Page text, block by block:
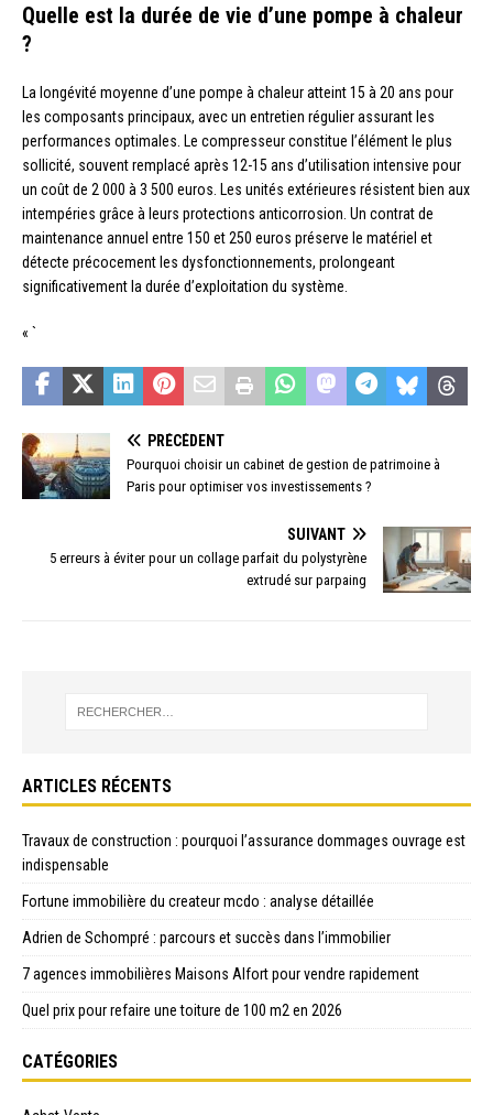
Quelle est la durée de vie d’une pompe à chaleur
?
La longévité moyenne d’une pompe à chaleur atteint 15 à 20 ans pour
les composants principaux, avec un entretien régulier assurant les
performances optimales. Le compresseur constitue l’élément le plus
sollicité, souvent remplacé après 12-15 ans d’utilisation intensive pour
un coût de 2 000 à 3 500 euros. Les unités extérieures résistent bien aux
intempéries grâce à leurs protections anticorrosion. Un contrat de
maintenance annuel entre 150 et 250 euros préserve le matériel et
détecte précocement les dysfonctionnements, prolongeant
significativement la durée d’exploitation du système.
« `
PRÉCÉDENT
Pourquoi choisir un cabinet de gestion de patrimoine à
Paris pour optimiser vos investissements ?
SUIVANT
5 erreurs à éviter pour un collage parfait du polystyrène
extrudé sur parpaing
ARTICLES RÉCENTS
Travaux de construction : pourquoi l’assurance dommages ouvrage est
indispensable
Fortune immobilière du createur mcdo : analyse détaillée
Adrien de Schompré : parcours et succès dans l’immobilier
7 agences immobilières Maisons Alfort pour vendre rapidement
Quel prix pour refaire une toiture de 100 m2 en 2026
CATÉGORIES